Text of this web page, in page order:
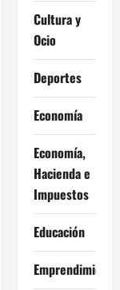
Cultura y
Ocio
Deportes
Economía
Economía,
Hacienda e
Impuestos
Educación
Emprendimiento